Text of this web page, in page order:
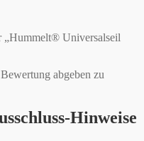
„Hummelt® Universalseil
abgeben zu
Hinweise